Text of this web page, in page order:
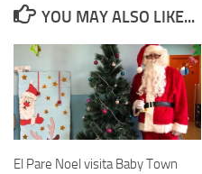
YOU MAY ALSO LIKE...
El Pare Noel visita Baby Town